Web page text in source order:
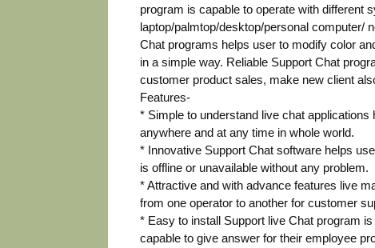
program is capable to operate with different
laptop/palmtop/desktop/personal computer/
Chat programs helps user to modify color
in a simple way. Reliable Support Chat
customer product sales, make new client
Features-
* Simple to understand live chat
anywhere and at any time in whole world.
* Innovative Support Chat software helps
is offline or unavailable without any problem.
* Attractive and with advance features live
from one operator to another for customer
* Easy to install Support live Chat program
capable to give answer for their employee